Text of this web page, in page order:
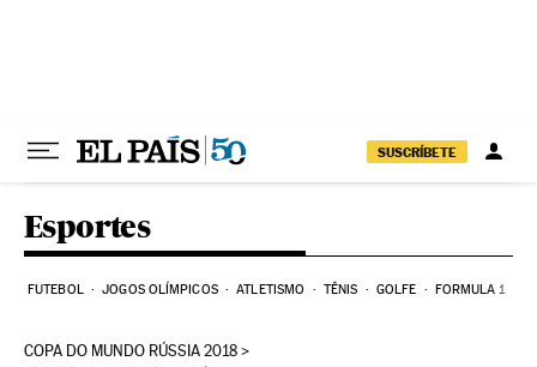
SUSCRÍBETE
Esportes
FUTEBOL JOGOS OLÍMPICOS ATLETISMO TÊNIS GOLFE FORMULA 1
COPA DO MUNDO RÚSSIA 2018